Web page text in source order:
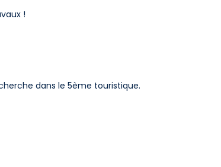
!
dans le 5ème touristique.